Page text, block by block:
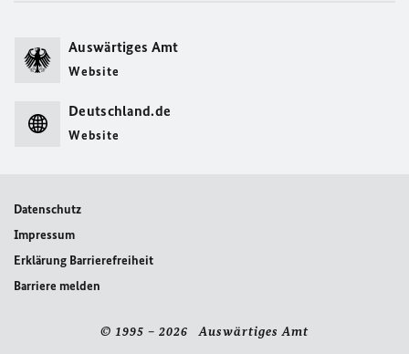
Auswärtiges Amt
Website
Deutschland.de
Website
Datenschutz
Impressum
Erklärung Barrierefreiheit
Barriere melden
© 1995 – 2026 Auswärtiges Amt